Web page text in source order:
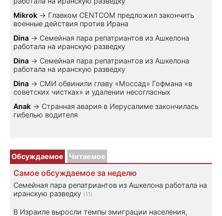
Mikrok → Главком CENTCOM предложил закончить
военные действия против Ирана
Dina → Семейная пара репатриантов из Ашкелона
работала на иранскую разведку
Dina → Семейная пара репатриантов из Ашкелона
работала на иранскую разведку
Dina → СМИ обвинили главу «Моссад» Гофмана «в
советских чистках» и удалении несогласных
Anak → Странная авария в Иерусалиме закончилась
гибелью водителя
Обсуждаемое Читаемое
Самое обсуждаемое за неделю
Семейная пара репатриантов из Ашкелона работала на
иранскую разведку (11)
В Израиле выросли темпы эмиграции населения,